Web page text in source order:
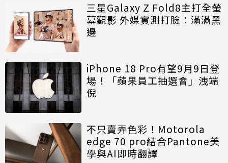
三星Galaxy Z Fold8主打全螢
幕觀影 外媒實測打臉：滿滿黑
邊
iPhone 18 Pro有望9月9日登
場！「蘋果員工抽選會」洩端
倪
不只賣弄色彩！Motorola
edge 70 pro結合Pantone美
學與AI即時翻譯